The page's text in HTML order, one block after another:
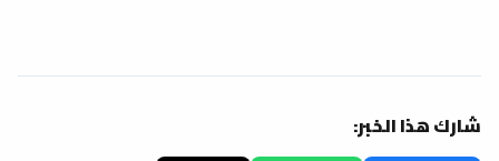
شارك هذا الخبر: